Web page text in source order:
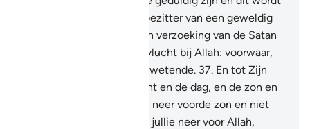
slechts gegeven aan de bezitter van een geweldig
En wanneer een verzoeking van de Satan
jou treft, zoek dan je toevlucht bij Allah: voorwaar,
Hij is de Alhorende, de Alwetende. 37. En tot Zijn
Tekenen behoren de nacht en de dag, en de zon en
de maan. Knielt jullie niet neer voorde zon en niet
voorde maan, maar knielt jullie neer voor Allah,